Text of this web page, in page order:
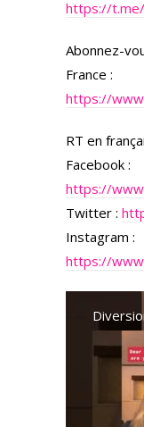
https://
Abonnez-
France :
https://
RT en
Facebook :
https://
Twitter :
Instagram :
https://